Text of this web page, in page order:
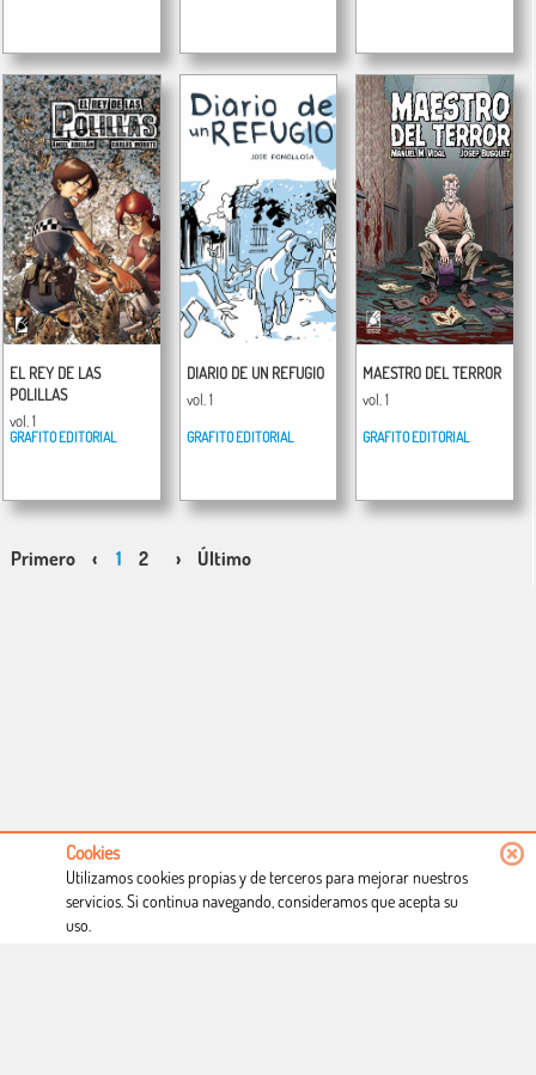
EL REY DE LAS
POLILLAS
vol. 1
GRAFITO EDITORIAL
DIARIO DE UN REFUGIO
vol. 1
GRAFITO EDITORIAL
MAESTRO DEL TERROR
vol. 1
GRAFITO EDITORIAL
Primero ‹ 1 2 › Último
Condiciones de uso
Cookies
Utilizamos cookies propias y de terceros para mejorar nuestros
servicios. Si continua navegando, consideramos que acepta su
uso.